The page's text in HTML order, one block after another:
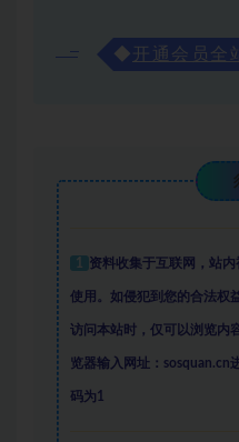
◆ 开通会员全
1 资料收集于互联网 ， 站内
使用。如侵犯到您的合法权
访问本站时，仅可以浏览内
览器输入网址：sosquan.cn
码为1